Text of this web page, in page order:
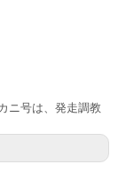
号は、発走調教